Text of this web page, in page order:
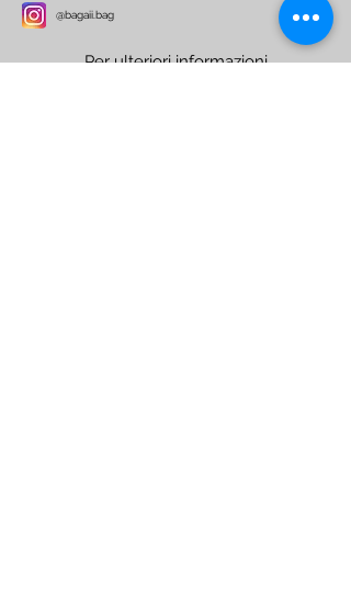
@bagaii.bag
Per ulteriori informazioni